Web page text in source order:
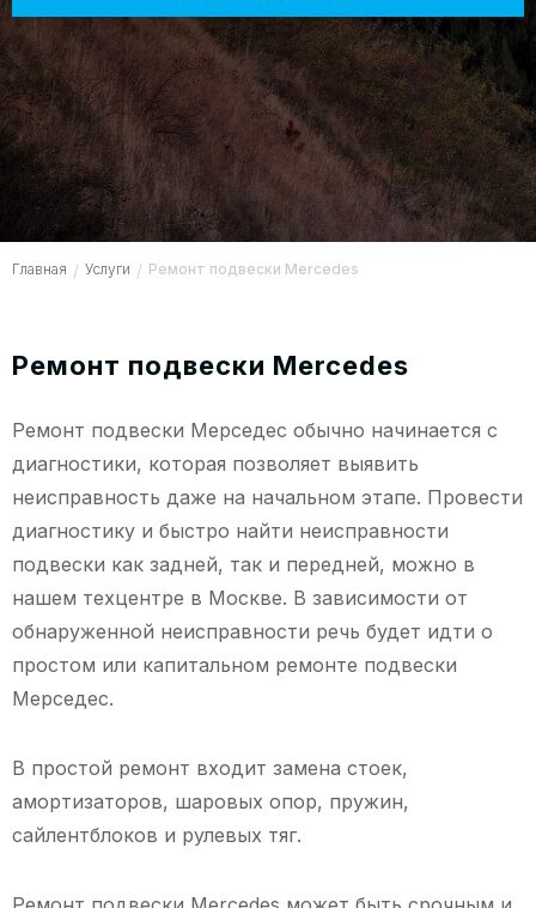
Главная / Услуги / Ремонт подвески Mercedes
Ремонт подвески Mercedes
Ремонт подвески Мерседес обычно начинается с
диагностики, которая позволяет выявить
неисправность даже на начальном этапе. Провести
диагностику и быстро найти неисправности
подвески как задней, так и передней, можно в
нашем техцентре в Москве. В зависимости от
обнаруженной неисправности речь будет идти о
простом или капитальном ремонте подвески
Мерседес.
В простой ремонт входит замена стоек,
амортизаторов, шаровых опор, пружин,
сайлентблоков и рулевых тяг.